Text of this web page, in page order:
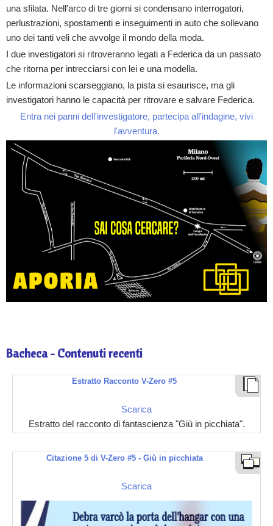
una sfilata. Nell'arco di tre giorni si condensano interrogatori,
perlustrazioni, spostamenti e inseguimenti in auto che sollevano
uno dei tanti veli che avvolge il mondo della moda.
I due investigatori si ritroveranno legati a Federica da un passato
che ritorna per intrecciarsi con lei e una modella.
Le informazioni scarseggiano, la pista si esaurisce, ma gli
investigatori hanno le capacità per ritrovare e salvare Federica.
Entra nei panni dell'investigatore, partecipa all'indagine, vivi
l'avventura.
Bacheca - Contenuti recenti
Estratto Racconto V-Zero #5
Scarica
Estratto del racconto di fantascienza "Giù in picchiata".
Citazione 5 di V-Zero #5 - Giù in picchiata
Scarica